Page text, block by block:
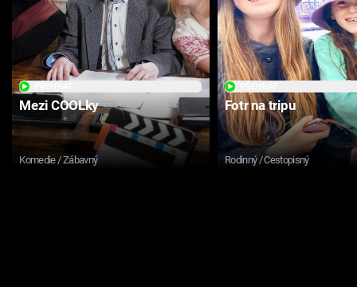
Mezi COOLky
Komedie / Zábavný
Fotr na tripu
Rodinný / Cestopisný